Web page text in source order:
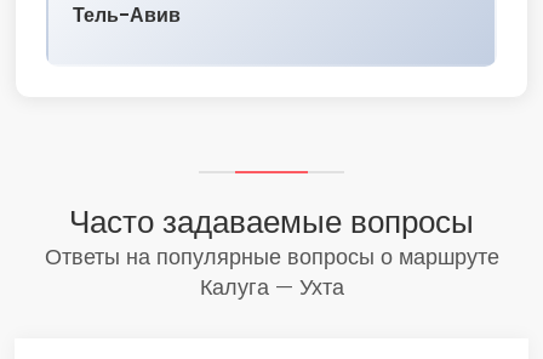
Тель-Авив
Часто задаваемые вопросы
Ответы на популярные вопросы о маршруте
Калуга — Ухта